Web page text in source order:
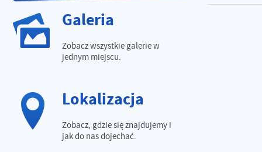
Galeria
Zobacz wszystkie galerie w
jednym miejscu.
Lokalizacja
Zobacz, gdzie się znajdujemy i
jak do nas dojechać.